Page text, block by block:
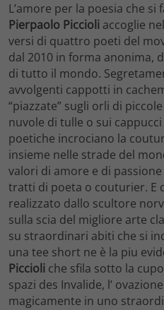
L’amore per la poesia che si
Pierpaolo Piccioli accoglie
versi di quattro poeti del
dal 2010 in forma anonima,
di tutto il mondo.
avvolgenti cappotti in
“piazzate” sugli orli di
nuvole di tulle o sui
poetiche incrociano la
insieme nelle strade del
valori di amore e di
tratti di poeta o couturier. E
realizzato dallo scultore
sulla scia del migliore arte
su straordinari abiti che si
una tee short ne è la piu
Piccioli che sfila sotto la
spazi des Invalide, l’
magicamente in uno